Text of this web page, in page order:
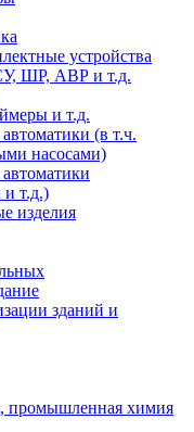
устройства
ШР, АВР и т.д.
и т.д.
(в т.ч.
насосами)
и т.д.)
изделия
зданий и
промышленная химия